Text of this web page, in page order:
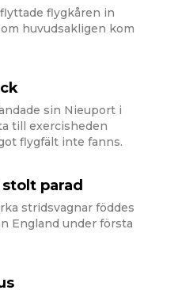
flyttade flygkåren in
huvudsakligen kom
sin Nieuport i
till exercisheden
flygfält inte fanns.
parad
stridsvagnar föddes
England under första